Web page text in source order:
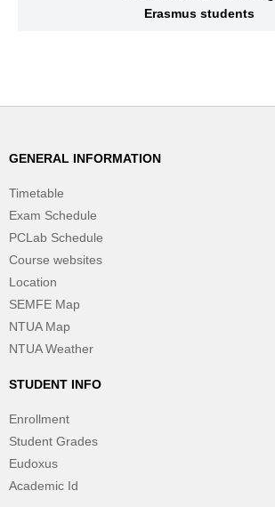
Erasmus students
GENERAL INFORMATION
Timetable
Exam Schedule
PCLab Schedule
Course websites
Location
SEMFE Map
NTUA Map
NTUA Weather
STUDENT INFO
Enrollment
Student Grades
Eudoxus
Academic Id